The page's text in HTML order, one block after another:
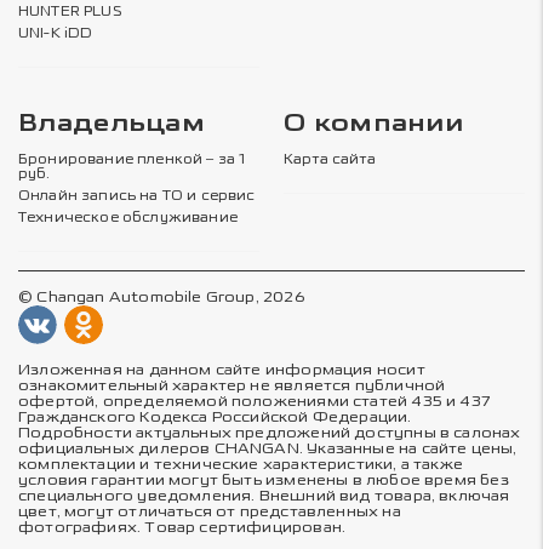
HUNTER PLUS
UNI-K iDD
Владельцам
Бронирование пленкой – за 1
руб.
Онлайн запись на ТО и сервис
Техническое обслуживание
О компании
Карта сайта
© Changan Automobile Group, 2026
Изложенная на данном сайте информация носит
ознакомительный характер не является публичной
офертой, определяемой положениями статей 435 и 437
Гражданского Кодекса Российской Федерации.
Подробности актуальных предложений доступны в салонах
официальных дилеров CHANGAN. Указанные на сайте цены,
комплектации и технические характеристики, а также
условия гарантии могут быть изменены в любое время без
специального уведомления. Внешний вид товара, включая
цвет, могут отличаться от представленных на
фотографиях. Товар сертифицирован.